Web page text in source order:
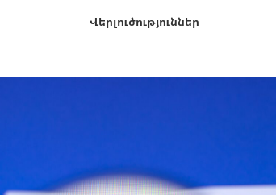
Վերլուծություններ